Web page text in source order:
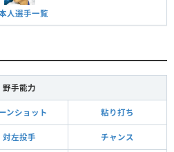
人選手一覧
野手能力
ンショット 粘り打ち
対左投手 チャンス